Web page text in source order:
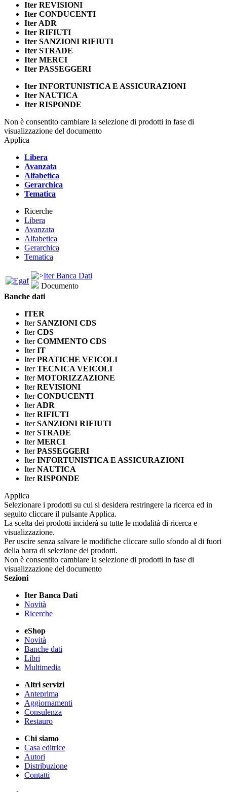
Iter REVISIONI
Iter CONDUCENTI
Iter ADR
Iter RIFIUTI
Iter SANZIONI RIFIUTI
Iter STRADE
Iter MERCI
Iter PASSEGGERI
Iter INFORTUNISTICA E ASSICURAZIONI
Iter NAUTICA
Iter RISPONDE
Non è consentito cambiare la selezione di prodotti in fase di
visualizzazione del documento
Applica
Libera
Avanzata
Alfabetica
Gerarchica
Tematica
Ricerche
Libera
Avanzata
Alfabetica
Gerarchica
Tematica
Iter Banca Dati
Documento
Banche dati
ITER
IterSANZIONI CDS
IterCDS
IterCOMMENTO CDS
IterIT
IterPRATICHE VEICOLI
IterTECNICA VEICOLI
IterMOTORIZZAZIONE
IterREVISIONI
IterCONDUCENTI
IterADR
IterRIFIUTI
IterSANZIONI RIFIUTI
IterSTRADE
IterMERCI
IterPASSEGGERI
IterINFORTUNISTICA E ASSICURAZIONI
IterNAUTICA
IterRISPONDE
Applica
Selezionare i prodotti su cui si desidera restringere la ricerca ed in
seguito cliccare il pulsante Applica.
La scelta dei prodotti inciderà su tutte le modalità di ricerca e
visualizzazione.
Per uscire senza salvare le modifiche cliccare sullo sfondo al di fuori
della barra di selezione dei prodotti.
Non è consentito cambiare la selezione di prodotti in fase di
visualizzazione del documento
Sezioni
Iter Banca Dati
Novità
Ricerche
eShop
Novità
Banche dati
Libri
Multimedia
Altri servizi
Anteprima
Aggiornamenti
Consulenza
Restauro
Chi siamo
Casa editrice
Autori
Distribuzione
Contatti